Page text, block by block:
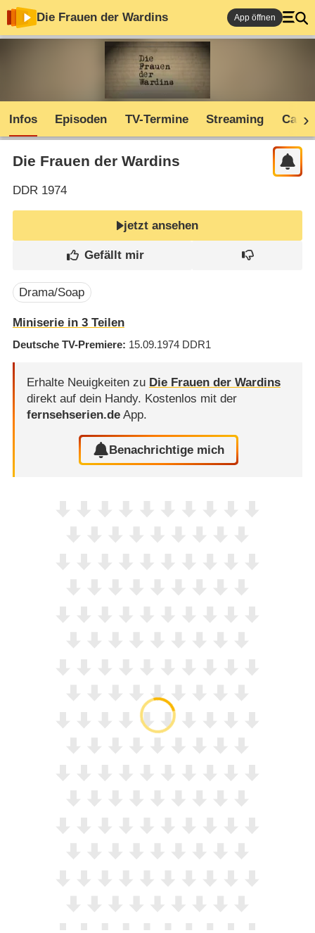
Die Frauen der Wardins App öffnen
Infos Episoden TV-Termine Streaming Cast
Die Frauen der Wardins
DDR1974
jetzt ansehen
Drama/Soap
Miniserie in 3 Teilen
Deutsche TV-Premiere 15.09.1974 DDR1
Erhalte Neuigkeiten zu Die Frauen der Wardins
direkt auf dein Handy. Kostenlos mit der
fernsehserien.deApp.
Benachrichtige mich